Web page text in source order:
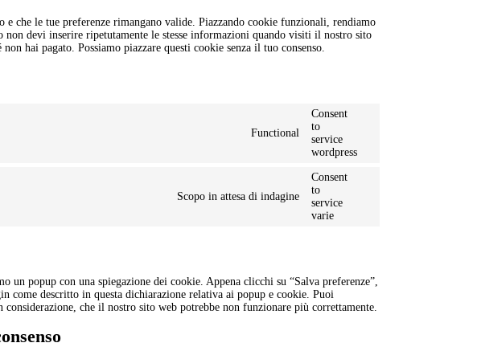
che le tue preferenze rimangano valide. Piazzando cookie funzionali, rendiamo
devi inserire ripetutamente le stesse informazioni quando visiti il nostro sito
hai pagato. Possiamo piazzare questi cookie senza il tuo consenso.
Functional
Consent
to
service
wordpress
Scopo in attesa di indagine
Consent
to
service
varie
popup con una spiegazione dei cookie. Appena clicchi su “Salva preferenze”,
come descritto in questa dichiarazione relativa ai popup e cookie. Puoi
che il nostro sito web potrebbe non funzionare più correttamente.